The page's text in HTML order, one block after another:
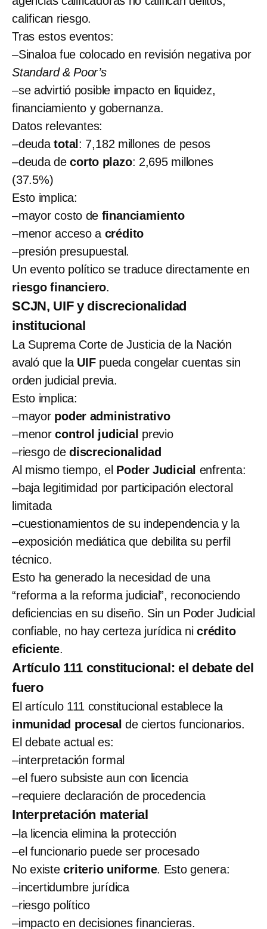
califican riesgo.
Tras estos eventos:
–Sinaloa fue colocado en revisión negativa por
Standard & Poor’s
–se advirtió posible impacto en liquidez,
financiamiento y gobernanza.
Datos relevantes:
–deudatotal : 7,182 millones de pesos
–deuda decorto plazo: 2,695 millones
(37.5%)
Esto implica:
–mayor costo de financiamiento
–menor acceso a crédito
–presión presupuestal.
Un evento político se traduce directamente en
riesgo financiero.
SCJN, UIF y discrecionalidad
institucional
La Suprema Corte de Justicia de la Nación
avaló que la UIFpueda congelar cuentas sin
orden judicial previa.
Esto implica:
–mayor poder administrativo
–menorcontrol judicial previo
–riesgo de discrecionalidad
Al mismo tiempo, el Poder Judicial enfrenta:
–baja legitimidad por participación electoral
limitada
–cuestionamientos de su independencia y la
–exposición mediática que debilita su perfil
técnico.
Esto ha generado la necesidad de una
“reforma a la reforma judicial”, reconociendo
deficiencias en su diseño. Sin un Poder Judicial
confiable, no hay certeza jurídica ni crédito
eficiente.
Artículo 111 constitucional: el debate del
fuero
El artículo 111 constitucional establece la
inmunidad procesal de ciertos funcionarios.
El debate actual es:
–interpretación formal
–el fuero subsiste aun con licencia
–requiere declaración de procedencia
Interpretación material
–la licencia elimina la protección
–el funcionario puede ser procesado
No existecriterio uniforme. Esto genera:
–incertidumbre jurídica
–riesgo político
–impacto en decisiones financieras.